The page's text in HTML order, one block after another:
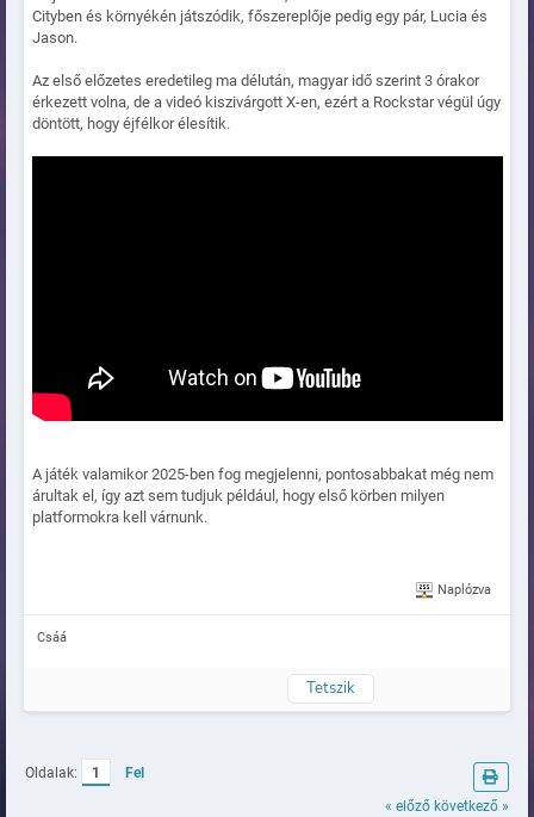
Cityben és környékén játszódik, főszereplője pedig egy pár, Lucia és
Jason.
Az első előzetes eredetileg ma délután, magyar idő szerint 3 órakor
érkezett volna, de a videó kiszivárgott X-en, ezért a Rockstar végül úgy
döntött, hogy éjfélkor élesítik.
A játék valamikor 2025-ben fog megjelenni, pontosabbakat még nem
árultak el, így azt sem tudjuk például, hogy első körben milyen
platformokra kell várnunk.
Naplózva
Csáá
Tetszik
Oldalak: 1
Fel
« előző következő »